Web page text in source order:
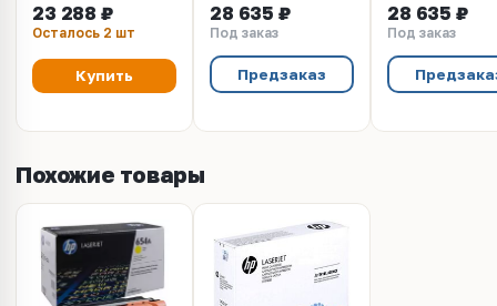
23 288 ₽
Осталось 2 шт
Купить
28 635 ₽
Под заказ
Предзаказ
28 635 ₽
Под заказ
Похожие товары